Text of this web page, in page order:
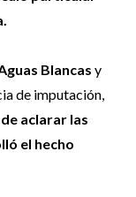
Blancas y
de imputación,
aclarar las
el hecho